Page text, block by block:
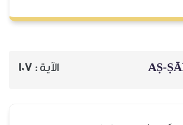
AṢ- الآية : 107